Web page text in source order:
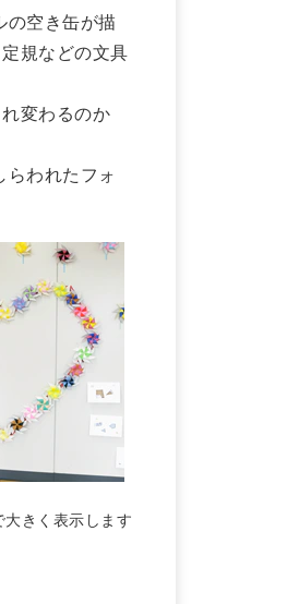
の空き缶が描
規などの文具
変わるのか
らわれたフォ
きく表示します